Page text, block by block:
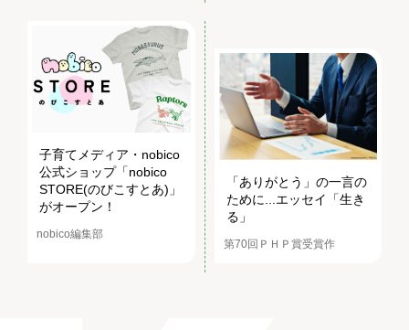
子育てメディア・nobico
公式ショップ「nobico
STORE(のびこすとあ)」
がオープン！
nobico編集部
「ありがとう」の一言の
ために...エッセイ「生き
る」
第70回ＰＨＰ賞受賞作